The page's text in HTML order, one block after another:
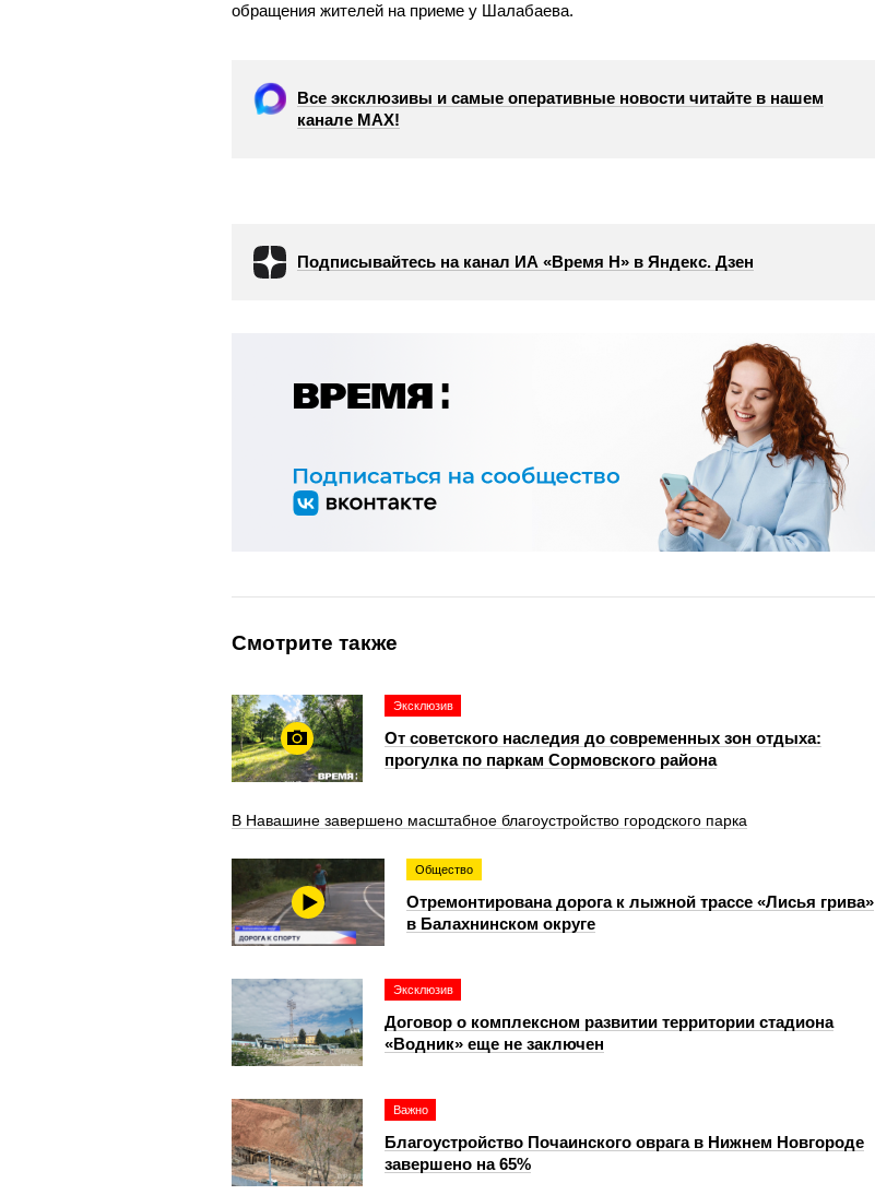
обращения жителей на приеме у Шалабаева.
Все эксклюзивы и самые оперативные новости читайте в нашем
канале МАХ!
Подписывайтесь на канал ИА «Время Н» в Яндекс. Дзен
Смотрите также
Эксклюзив
От советского наследия до современных зон отдыха:
прогулка по паркам Сормовского района
В Навашине завершено масштабное благоустройство городского парка
Общество
Отремонтирована дорога к лыжной трассе «Лисья грива»
в Балахнинском округе
Эксклюзив
Договор о комплексном развитии территории стадиона
«Водник» еще не заключен
Важно
Благоустройство Почаинского оврага в Нижнем Новгороде
завершено на 65%